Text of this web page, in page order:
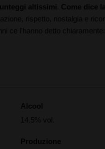
altissimi Come dice
rispetto, nostalgia e
ce l'hanno detto chiaramente:
Alcool
14.5% vol.
Produzione